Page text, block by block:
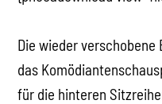
Die wieder
das
für die hinteren